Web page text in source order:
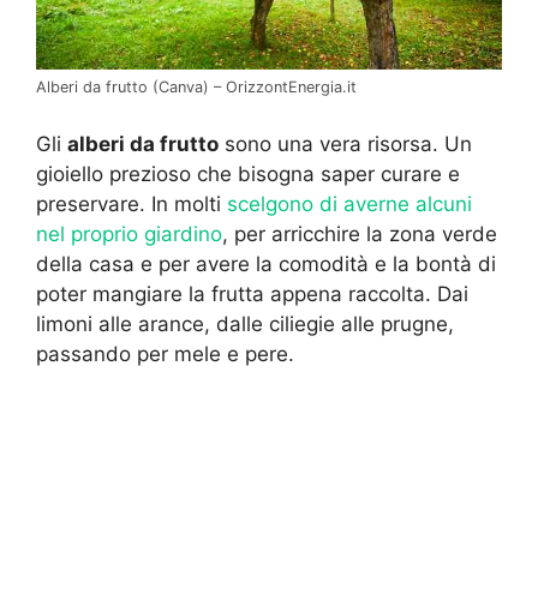
Alberi da frutto (Canva) – OrizzontEnergia.it
Gli alberi da frutto sono una vera risorsa. Un
gioiello prezioso che bisogna saper curare e
preservare. In molti scelgono di averne alcuni
nel proprio giardino, per arricchire la zona verde
della casa e per avere la comodità e la bontà di
poter mangiare la frutta appena raccolta. Dai
limoni alle arance, dalle ciliegie alle prugne,
passando per mele e pere.